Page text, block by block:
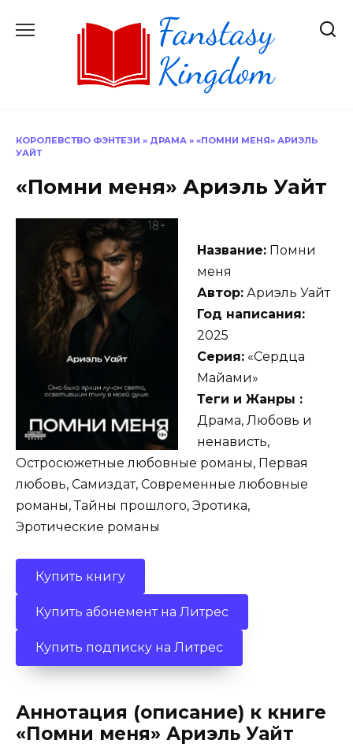
КОРОЛЕВСТВО ФЭНТЕЗИ » ДРАМА » «ПОМНИ МЕНЯ» АРИЭЛЬ
УАЙТ
«Помни меня» Ариэль Уайт
Название: Помни
меня
Автор: Ариэль Уайт
Год написания:
2025
Серия: «Сердца
Майами»
Теги и Жанры :
Драма, Любовь и
ненависть,
Остросюжетные любовные романы, Первая
любовь, Самиздат, Современные любовные
романы, Тайны прошлого, Эротика,
Эротические романы
Купить книгу
Купить абонемент на Литрес
Купить подписку на Литрес
Аннотация (описание) к книге
«Помни меня» Ариэль Уайт